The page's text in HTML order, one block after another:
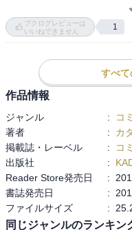
確かに、どこが当たりなのか
そこそこに、普通に美味しい
ブクログレビューは
いいねできません
1
すべて
作品情報
ジャンル : コ
著者
: カ
掲載誌・レーベル
:
コ
出版社
:
Reader Store発売日
:
書誌発売日
:
ファイルサイズ
:
同じジャンルのランキン